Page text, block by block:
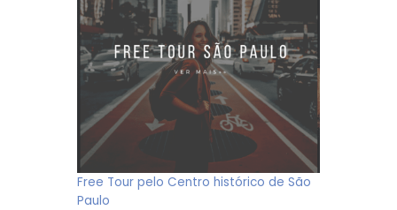
Free Tour pelo Centro histórico de São
Paulo